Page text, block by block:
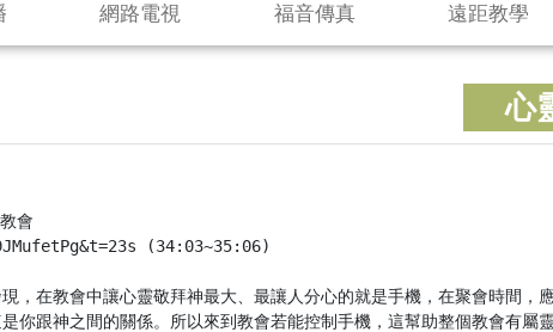
網路電視 福音傳真 遠距教學
心
會
(34:03~35:06)
，在教會中讓心靈敬拜神最大、最讓人分心的就是手機，在聚會時間，
你跟神之間的關係。所以來到教會若能控制手機，這幫助整個教會有屬靈